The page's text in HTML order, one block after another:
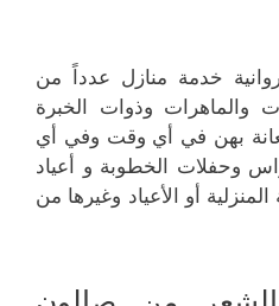
خدمة منازل عدداً من
والماهرات وذوات الخبرة
بهن في أي وقت وفي أي
وحفلات الخطوبة و أعياد
المنزلية أو الأعياد وغيرها من